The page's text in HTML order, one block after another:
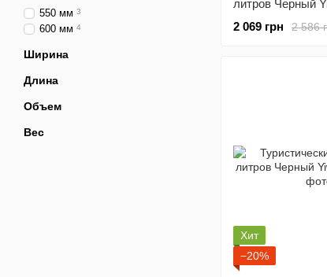
литров Черный
2 586
2 069 грн
Хит
−20%
550 мм 3
600 мм 4
Ширина
Длина
Объем
Вес